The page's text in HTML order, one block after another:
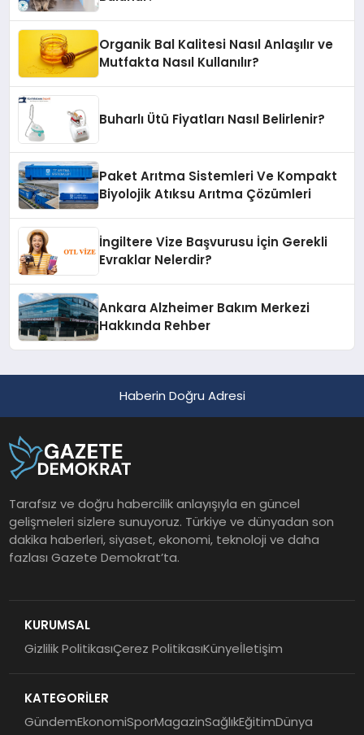
Organik Bal Kalitesi Nasıl Anlaşılır ve
Mutfakta Nasıl Kullanılır?
Buharlı Ütü Fiyatları Nasıl Belirlenir?
Paket Arıtma Sistemleri Ve Kompakt
Biyolojik Atıksu Arıtma Çözümleri
İngiltere Vize Başvurusu İçin Gerekli
Evraklar Nelerdir?
Ankara Alzheimer Bakım Merkezi
Hakkında Rehber
Haberin Doğru Adresi
Tarafsız ve doğru habercilik anlayışıyla en güncel
gelişmeleri sizlere sunuyoruz. Türkiye ve dünyadan son
dakika haberleri, siyaset, ekonomi, teknoloji ve daha
fazlası Gazete Demokrat’ta.
KURUMSAL
Gizlilik PolitikasıÇerez PolitikasıKünyeİletişim
KATEGORİLER
GündemEkonomiSporMagazinSağlıkEğitimDünya